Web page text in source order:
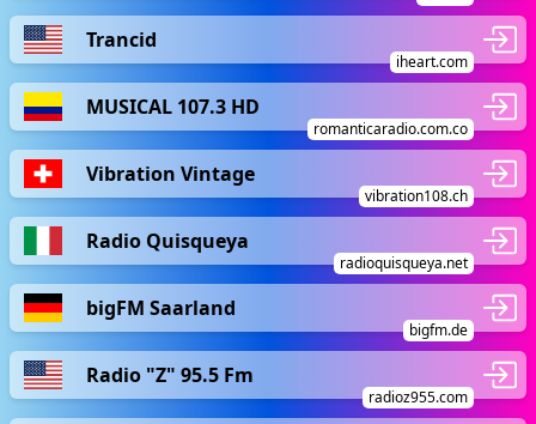
Trancid
iheart.com
MUSICAL 107.3 HD
romanticaradio.com.co
Vibration Vintage
vibration108.ch
Radio Quisqueya
radioquisqueya.net
bigFM Saarland
bigfm.de
Radio "Z" 95.5 Fm
radioz955.com